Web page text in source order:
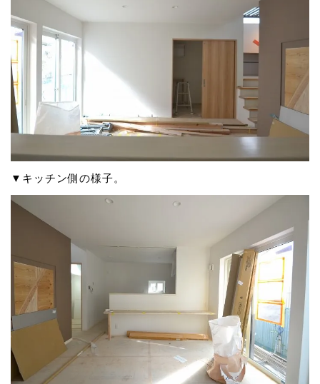
▼キッチン側の様子。